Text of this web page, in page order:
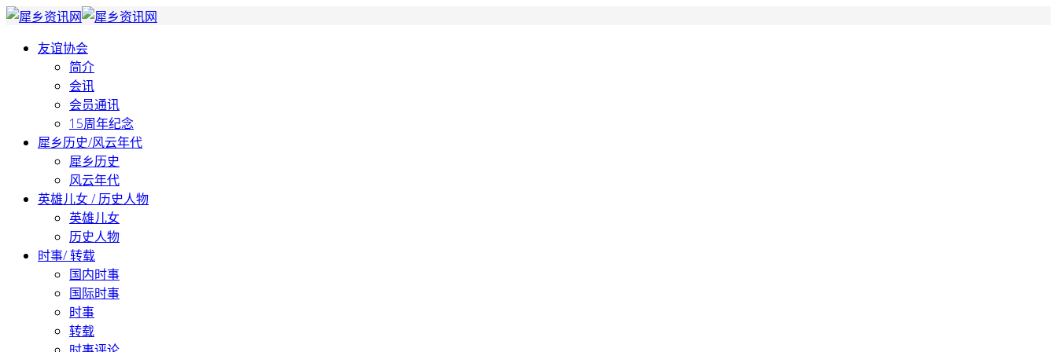
友谊协会
简介
会讯
会员通讯
15周年纪念
犀乡历史/风云年代
犀乡历史
风云年代
英雄儿女 / 历史人物
英雄儿女
历史人物
时事/ 转载
国内时事
国际时事
时事
转载